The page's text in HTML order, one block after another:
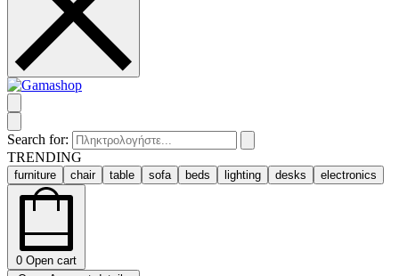
Search for:
TRENDING
furniture chair table sofa beds lighting desks electronics
0 Open cart